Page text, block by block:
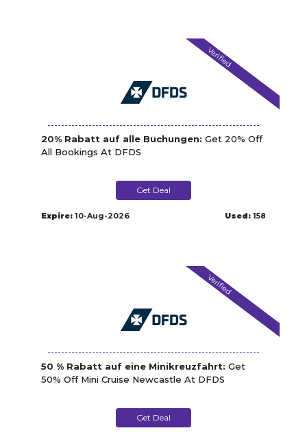
Verified
20% Rabatt auf alle Buchungen: Get 20% Off
All Bookings At DFDS
Get Deal
Expire: 10-Aug-2026 Used: 158
Verified
50 % Rabatt auf eine Minikreuzfahrt: Get
50% Off Mini Cruise Newcastle At DFDS
Get Deal